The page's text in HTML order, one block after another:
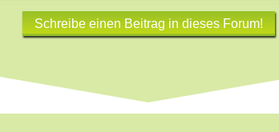
Schreibe einen Beitrag in dieses Forum!